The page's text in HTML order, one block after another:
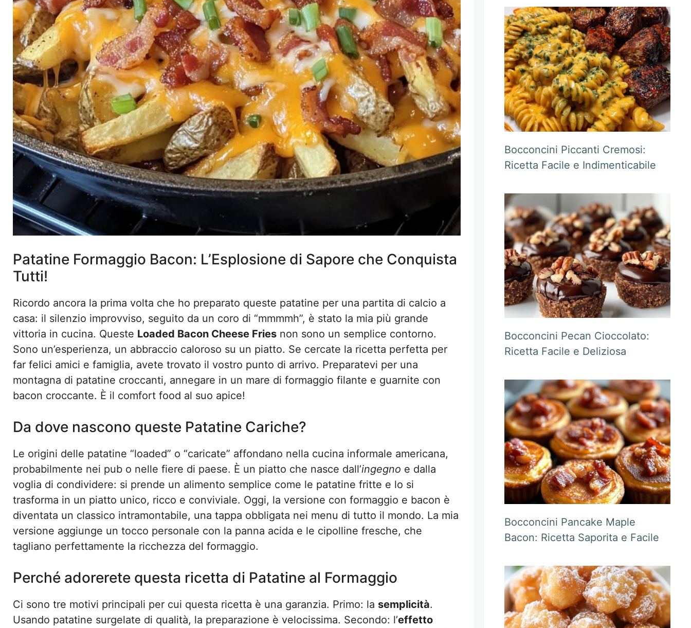
Patatine Formaggio Bacon: L’Esplosione di Sapore che Conquista
Tutti!
Ricordo ancora la prima volta che ho preparato queste patatine per una partita di calcio a
casa: il silenzio improvviso, seguito da un coro di “mmmmh”, è stato la mia più grande
vittoria in cucina. Queste Loaded Bacon Cheese Fries non sono un semplice contorno.
Sono un’esperienza, un abbraccio caloroso su un piatto. Se cercate la ricetta perfetta per
far felici amici e famiglia, avete trovato il vostro punto di arrivo. Preparatevi per una
montagna di patatine croccanti, annegare in un mare di formaggio filante e guarnite con
bacon croccante. È il comfort food al suo apice!
Da dove nascono queste Patatine Cariche?
Le origini delle patatine “loaded” o “caricate” affondano nella cucina informale americana,
probabilmente nei pub o nelle fiere di paese. È un piatto che nasce dall’ingegno e dalla
voglia di condividere: si prende un alimento semplice come le patatine fritte e lo si
trasforma in un piatto unico, ricco e conviviale. Oggi, la versione con formaggio e bacon è
diventata un classico intramontabile, una tappa obbligata nei menu di tutto il mondo. La mia
versione aggiunge un tocco personale con la panna acida e le cipolline fresche, che
tagliano perfettamente la ricchezza del formaggio.
Perché adorerete questa ricetta di Patatine al Formaggio
Ci sono tre motivi principali per cui questa ricetta è una garanzia. Primo: la semplicità.
Usando patatine surgelate di qualità, la preparazione è velocissima. Secondo: l’effetto
Bocconcini Piccanti Cremosi:
Ricetta Facile e Indimenticabile
Bocconcini Pecan Cioccolato:
Ricetta Facile e Deliziosa
Bocconcini Pancake Maple
Bacon: Ricetta Saporita e Facile